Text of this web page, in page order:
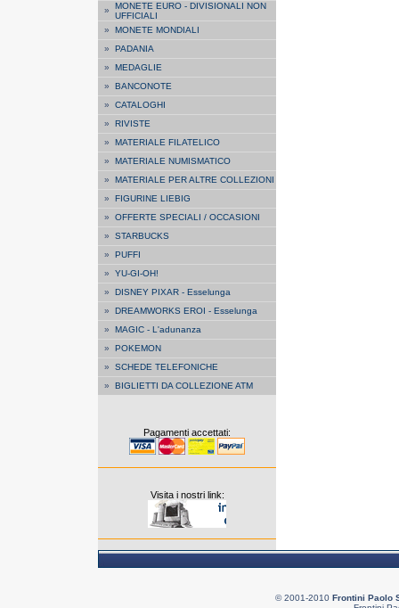
» MONETE EURO - DIVISIONALI NON
UFFICIALI
» MONETE MONDIALI
» PADANIA
» MEDAGLIE
» BANCONOTE
» CATALOGHI
» RIVISTE
» MATERIALE FILATELICO
» MATERIALE NUMISMATICO
» MATERIALE PER ALTRE COLLEZIONI
» FIGURINE LIEBIG
» OFFERTE SPECIALI / OCCASIONI
» STARBUCKS
» PUFFI
» YU-GI-OH!
» DISNEY PIXAR - Esselunga
» DREAMWORKS EROI - Esselunga
» MAGIC - L'adunanza
» POKEMON
» SCHEDE TELEFONICHE
» BIGLIETTI DA COLLEZIONE ATM
Pagamenti accettati:
Visita i nostri link:
© 2001-2010 Frontini Paolo